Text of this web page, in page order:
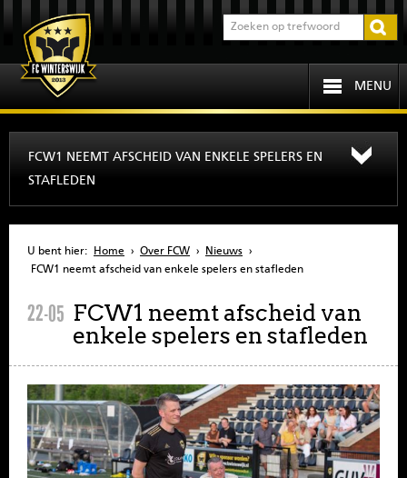
MENU
SPONSOREN
CONTACT
FCW1 NEEMT AFSCHEID VAN ENKELE SPELERS EN
STAFLEDEN
U bent hier: Home › Over FCW › Nieuws ›
FCW1 neemt afscheid van enkele spelers en stafleden
22-05 FCW1 neemt afscheid van
enkele spelers en stafleden